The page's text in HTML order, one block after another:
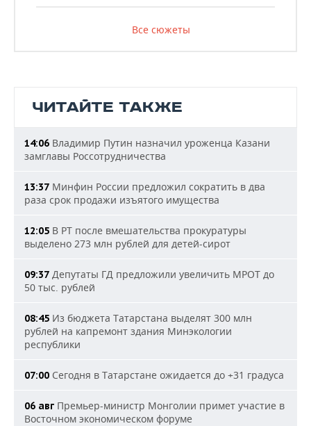
Все сюжеты
ЧИТАЙТЕ ТАКЖЕ
14:06 Владимир Путин назначил уроженца Казани
замглавы Россотрудничества
13:37 Минфин России предложил сократить в два
раза срок продажи изъятого имущества
12:05 В РТ после вмешательства прокуратуры
выделено 273 млн рублей для детей-сирот
09:37 Депутаты ГД предложили увеличить МРОТ до
50 тыс. рублей
08:45 Из бюджета Татарстана выделят 300 млн
рублей на капремонт здания Минэкологии
республики
07:00 Сегодня в Татарстане ожидается до +31 градуса
06 авг Премьер-министр Монголии примет участие в
Восточном экономическом форуме